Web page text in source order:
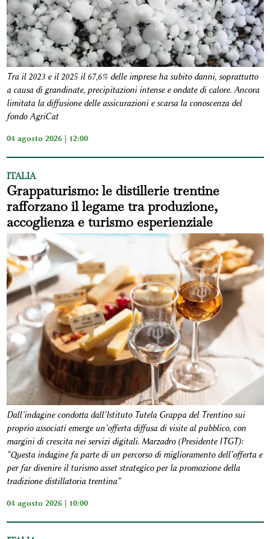
Tra il 2023 e il 2025 il 67,6% delle imprese ha subito danni, soprattutto
a causa di grandinate, precipitazioni intense e ondate di calore. Ancora
limitata la diffusione delle assicurazioni e scarsa la conoscenza del
fondo AgriCat
04 agosto 2026 | 12:00
ITALIA
Grappaturismo: le distillerie trentine
rafforzano il legame tra produzione,
accoglienza e turismo esperienziale
Dall’indagine condotta dall’Istituto Tutela Grappa del Trentino sui
proprio associati emerge un’offerta diffusa di visite al pubblico, con
margini di crescita nei servizi digitali. Marzadro (Presidente ITGT):
“Questa indagine fa parte di un percorso di miglioramento dell’offerta e
per far divenire il turismo asset strategico per la promozione della
tradizione distillatoria trentina”
04 agosto 2026 | 10:00